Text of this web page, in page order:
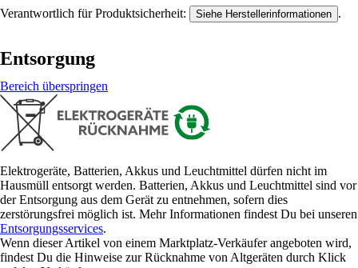
Verantwortlich für Produktsicherheit: Siehe Herstellerinformationen .
Entsorgung
Bereich überspringen
Elektrogeräte, Batterien, Akkus und Leuchtmittel dürfen nicht im
Hausmüll entsorgt werden. Batterien, Akkus und Leuchtmittel sind vor
der Entsorgung aus dem Gerät zu entnehmen, sofern dies
zerstörungsfrei möglich ist. Mehr Informationen findest Du bei unseren
Entsorgungsservices.
Wenn dieser Artikel von einem Marktplatz-Verkäufer angeboten wird,
findest Du die Hinweise zur Rücknahme von Altgeräten durch Klick